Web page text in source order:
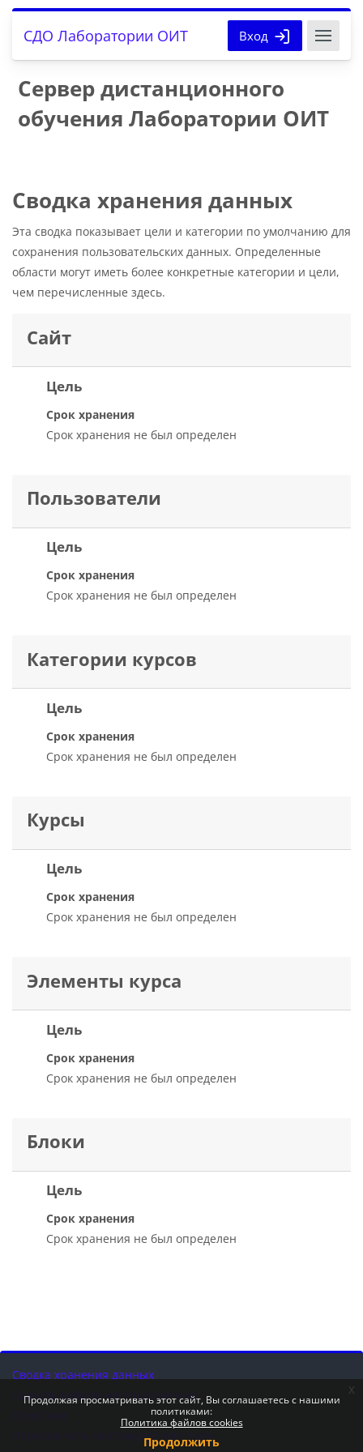
Перейти к основному содержанию
СДО Лаборатории ОИТ Вход
Сервер дистанционного
обучения Лаборатории ОИТ
Сводка хранения данных
Эта сводка показывает цели и категории по умолчанию для
сохранения пользовательских данных. Определенные
области могут иметь более конкретные категории и цели,
чем перечисленные здесь.
Сайт
Цель
Срок хранения
Срок хранения не был определен
Пользователи
Цель
Срок хранения
Срок хранения не был определен
Категории курсов
Цель
Срок хранения
Срок хранения не был определен
Курсы
Цель
Срок хранения
Срок хранения не был определен
Элементы курса
Цель
Срок хранения
Срок хранения не был определен
Блоки
Цель
Срок хранения
Срок хранения не был определен
Сводка хранения данных
Скачать мобильное приложение
Переключить на стандартную тему
Продолжая просматривать этот сайт, Вы соглашаетесь с нашими
политиками:
Политика файлов cookies
Продолжить
x